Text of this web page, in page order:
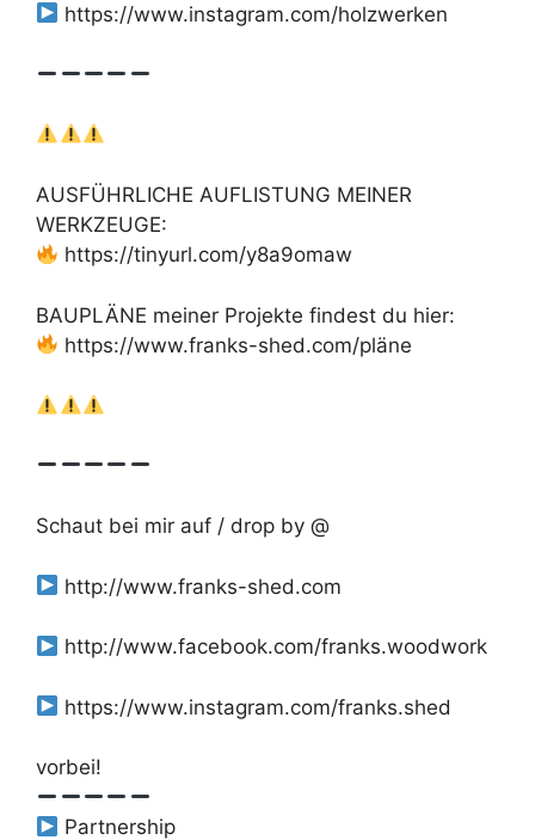
https://www.instagram.com/holzwerken
AUSFÜHRLICHE AUFLISTUNG MEINER
WERKZEUGE:
https://tinyurl.com/y8a9omaw
BAUPLÄNE meiner Projekte findest du hier:
https://www.franks-shed.com/pläne
Schaut bei mir auf / drop by @
http://www.franks-shed.com
http://www.facebook.com/franks.woodwork
https://www.instagram.com/franks.shed
vorbei!
Partnership